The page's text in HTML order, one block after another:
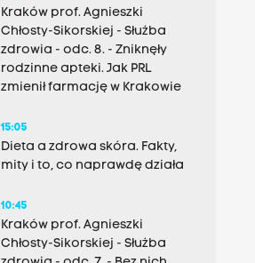
Kraków prof. Agnieszki
Chłosty-Sikorskiej - Służba
zdrowia - odc. 8. - Zniknęły
rodzinne apteki. Jak PRL
zmienił farmację w Krakowie
15:05
Dieta a zdrowa skóra. Fakty,
mity i to, co naprawdę działa
10:45
Kraków prof. Agnieszki
Chłosty-Sikorskiej - Służba